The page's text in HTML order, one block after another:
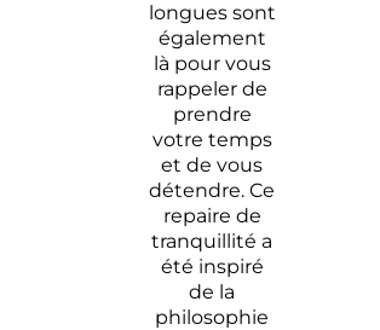
longues sont
également
là pour vous
rappeler de
prendre
votre temps
et de vous
détendre. Ce
repaire de
tranquillité a
été inspiré
de la
philosophie